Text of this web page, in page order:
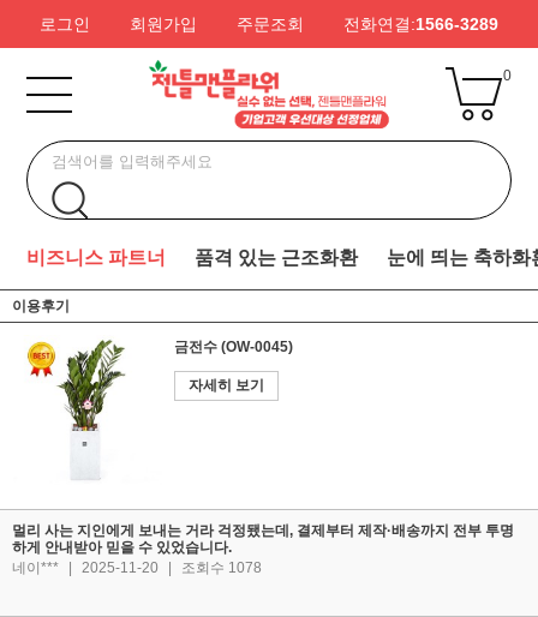
로그인 회원가입 주문조회 전화연결:1566-3289
0
비즈니스 파트너 품격 있는 근조화환 눈에 띄는 축하화
이용후기
금전수 (OW-0045)
자세히 보기
멀리 사는 지인에게 보내는 거라 걱정됐는데, 결제부터 제작·배송까지 전부 투명
하게 안내받아 믿을 수 있었습니다.
네이***
2025-11-20 조회수 1078